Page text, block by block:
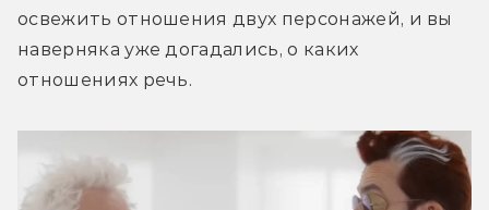
освежить отношения двух персонажей, и вы
наверняка уже догадались, о каких
отношениях речь.